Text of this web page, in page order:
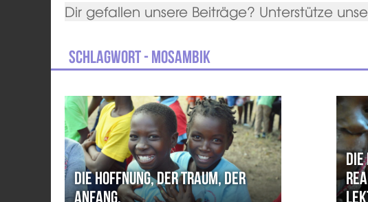
Dir gefallen unsere Beiträge? Unterstütze
Schlagwort - Mosambik
Die Hoffnung, der Traum, der
Anfang.